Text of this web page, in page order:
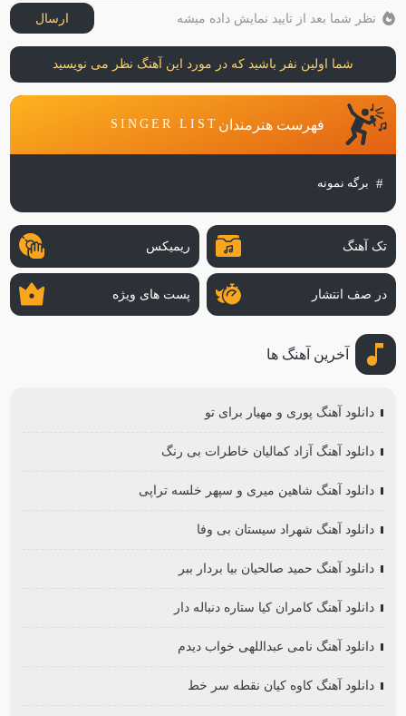
نظر شما بعد از تایید نمایش داده میشه ارسال
شما اولین نفر باشید که در مورد این آهنگ نظر می نویسید
فهرست هنرمندان SINGER LIST
برگه نمونه
تک آهنگ ریمیکس
در صف انتشار پست های ویژه
آخرین آهنگ ها
دانلود آهنگ پوری و مهیار برای تو
دانلود آهنگ آزاد کمالیان خاطرات بی رنگ
دانلود آهنگ شاهین میری و سپهر خلسه تراپی
دانلود آهنگ شهراد سیستان بی وفا
دانلود آهنگ حمید صالحیان بیا بردار ببر
دانلود آهنگ کامران کیا ستاره دنباله دار
دانلود آهنگ نامی عبداللهی خواب دیدم
دانلود آهنگ کاوه کیان نقطه سر خط